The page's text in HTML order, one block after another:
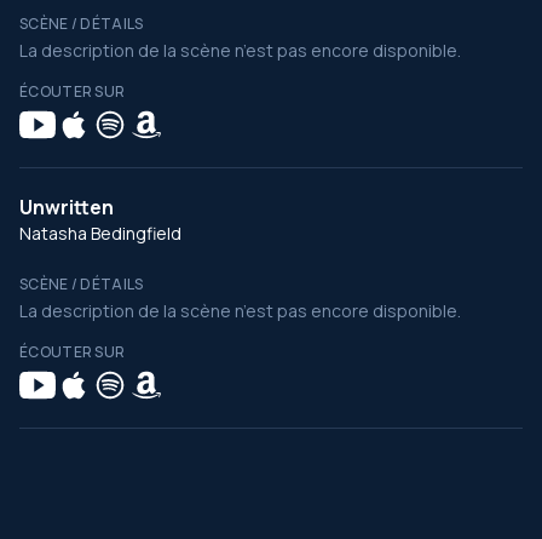
SCÈNE / DÉTAILS
La description de la scène n’est pas encore disponible.
ÉCOUTER SUR
Unwritten
Natasha Bedingfield
SCÈNE / DÉTAILS
La description de la scène n’est pas encore disponible.
ÉCOUTER SUR